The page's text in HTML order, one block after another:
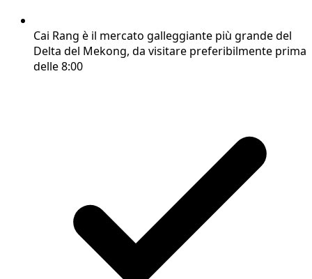
Cai Rang è il mercato galleggiante più grande del
Delta del Mekong, da visitare preferibilmente prima
delle 8:00